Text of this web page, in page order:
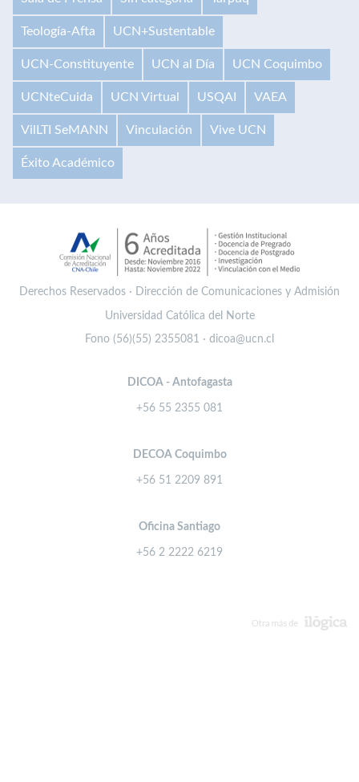
Teología-Afta UCN+Sustentable
UCN-Constituyente UCN al Día UCN Coquimbo
UCNteCuida UCN Virtual USQAI VAEA
VilLTI SeMANN Vinculación Vive UCN
Éxito Académico
Derechos Reservados · Dirección de Comunicaciones y Admisión
Universidad Católica del Norte
Fono (56)(55) 2355081 · dicoa@ucn.cl
DICOA - Antofagasta
+56 55 2355 081
DECOA Coquimbo
+56 51 2209 891
Oficina Santiago
+56 2 2222 6219